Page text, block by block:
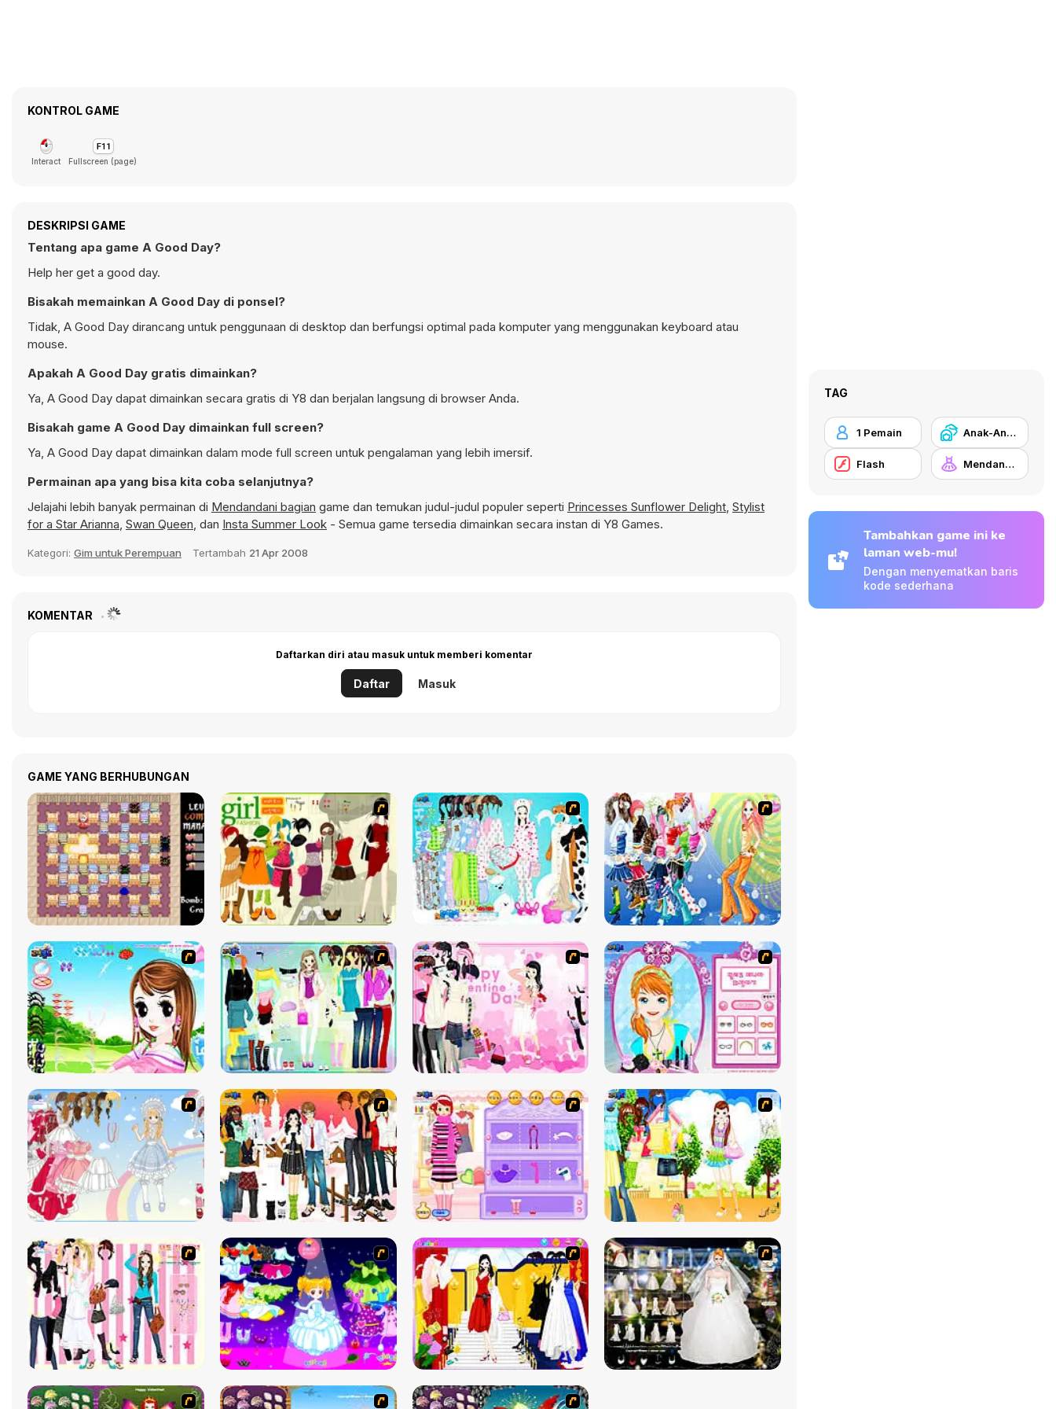
KONTROL GAME
Interact Fullscreen (page)
DESKRIPSI GAME
Tentang apa game A Good Day?
Help her get a good day.
Bisakah memainkan A Good Day di ponsel?
Tidak, A Good Day dirancang untuk penggunaan di desktop dan berfungsi optimal pada komputer yang menggunakan keyboard atau
mouse.
Apakah A Good Day gratis dimainkan?
Ya, A Good Day dapat dimainkan secara gratis di Y8 dan berjalan langsung di browser Anda.
Bisakah game A Good Day dimainkan full screen?
Ya, A Good Day dapat dimainkan dalam mode full screen untuk pengalaman yang lebih imersif.
Permainan apa yang bisa kita coba selanjutnya?
Jelajahi lebih banyak permainan di Mendandani bagian game dan temukan judul-judul populer seperti Princesses Sunflower Delight, Stylist
for a Star Arianna, Swan Queen, dan Insta Summer Look - Semua game tersedia dimainkan secara instan di Y8 Games.
Kategori: Gim untuk Perempuan Tertambah 21 Apr 2008
KOMENTAR
Daftarkan diri atau masuk untuk memberi komentar
Daftar Masuk
GAME YANG BERHUBUNGAN
TAG
1 Pemain Anak-Anak
Flash Mendandani
Tambahkan game ini ke
laman web-mu!
Dengan menyematkan baris
kode sederhana